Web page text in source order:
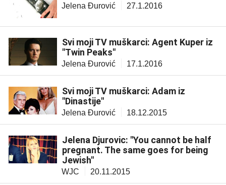
Jelena Đurović 27.1.2016
Svi moji TV muškarci: Agent Kuper iz
"Twin Peaks"
Jelena Đurović 17.1.2016
Svi moji TV muškarci: Adam iz
"Dinastije"
Jelena Đurović 18.12.2015
Jelena Djurovic: "You cannot be half
pregnant. The same goes for being
Jewish"
WJC 20.11.2015